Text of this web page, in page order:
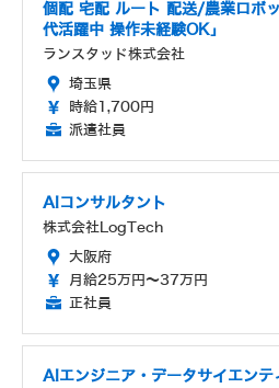
個配 宅配 ルート 配送/農業ロボ
代活躍中 操作未経験OK」
ランスタッド株式会社
埼玉県
時給1,700円
派遣社員
AIコンサルタント
株式会社LogTech
大阪府
月給25万円～37万円
正社員
AIエンジニア・データサイエンテ